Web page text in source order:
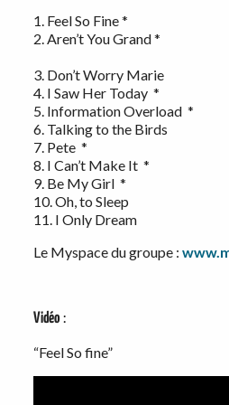
1. Feel So Fine *
2. Aren’t You Grand *
3. Don’t Worry Marie
4. I Saw Her Today *
5. Information Overload *
6. Talking to the Birds
7. Pete *
8. I Can’t Make It *
9. Be My Girl *
10. Oh, to Sleep
11. I Only Dream
Le Myspace du groupe :
Vidéo:
“Feel So fine”